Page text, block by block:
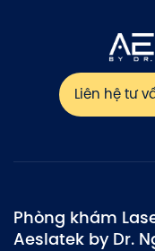
Liên hệ tư
Phòng khám
Aeslatek by Dr.